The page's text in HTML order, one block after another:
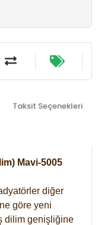
Taksit Seçenekleri
Mavi-5005
diğer
göre yeni
dilim genişliğine